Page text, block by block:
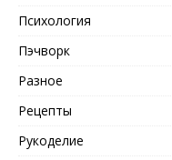
Психология
Пэчворк
Разное
Рецепты
Рукоделие